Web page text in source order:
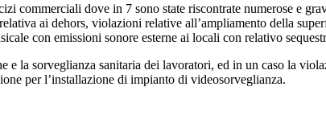
commerciali dove in 7 sono state riscontrate numerose e
ai dehors, violazioni relative all’ampliamento della
con emissioni sonore esterne ai locali con relativo
e la sorveglianza sanitaria dei lavoratori, ed in un caso la
per l’installazione di impianto di videosorveglianza.